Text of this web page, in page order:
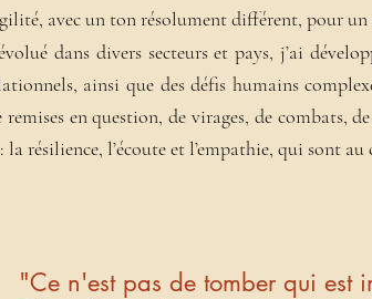
avec un ton résolument différent, pour
dans divers secteurs et pays, j’ai
ainsi que des défis humains
remises en question, de virages, de combats,
la résilience, l’écoute et l’empathie, qui sont
"Ce n'est pas de tomber qui est